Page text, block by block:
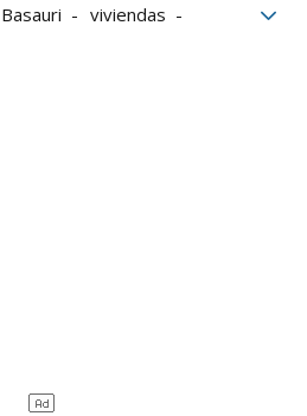
Basauri
viviendas